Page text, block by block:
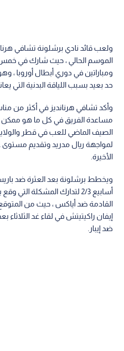
ولعب قائد نادي برشلونة تشافي
الموسم الحالي ، حيث شارك في خمس
ومباراتين في دوري أبطال أوروبا ،
حد بعيد بسبب اللياقة البدنية التي
وأكد تشافي هرنانديز في أكثر من
مساعدة الفريق في كل ما هو ممكن
الصيف الماضي للعب في قطر
لمواجهة ريال مدريد وتقديم
الأخيرة.
ويخطط برشلونة بعد العثرة ضد
أسابيع 2/3 لتدارك المشكلة
القادمة ضد أياكس ، حيث من
إيفان راكيتيتش في لقاء غد
ضد إيبار.